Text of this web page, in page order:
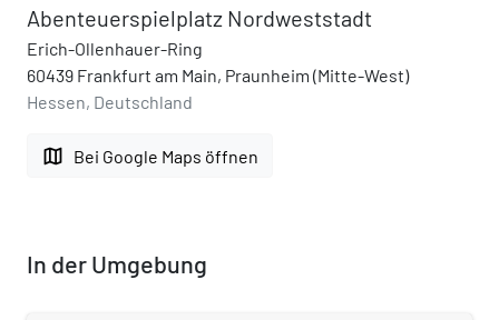
Abenteuerspielplatz Nordweststadt
Erich-Ollenhauer-Ring
60439 Frankfurt am Main, Praunheim (Mitte-West)
Hessen, Deutschland
map Bei Google Maps öffnen
In der Umgebung